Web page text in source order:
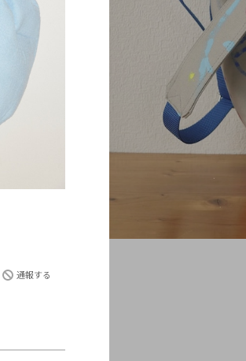
通報する